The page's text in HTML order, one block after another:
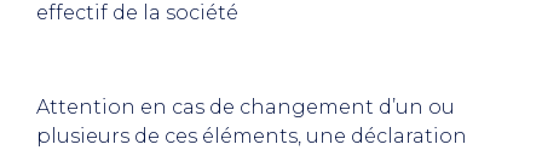
effectif de la société
Attention en cas de changement d’un ou
plusieurs de ces éléments, une déclaration